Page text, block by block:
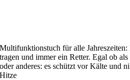
Multifunktionstuch für alle Jahreszeiten:
tragen und immer ein Retter. Egal ob
oder anderes: es schützt vor Kälte und
Hitze